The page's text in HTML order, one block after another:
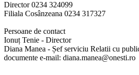
Director 0234 324099
Filiala Cosânzeana 0234 317327
Persoane de contact
Ionuț Tenie - Director
Diana Manea - Șef serviciu Relatii cu
documente e-mail: diana.manea@onesti.ro